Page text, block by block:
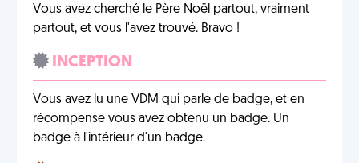
Vous avez cherché le Père Noël partout, vraiment
partout, et vous l'avez trouvé. Bravo !
INCEPTION
Vous avez lu une VDM qui parle de badge, et en
récompense vous avez obtenu un badge. Un
badge à l'intérieur d'un badge.